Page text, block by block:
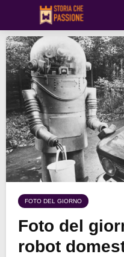
FOTO DEL GIORNO
Foto del
robot